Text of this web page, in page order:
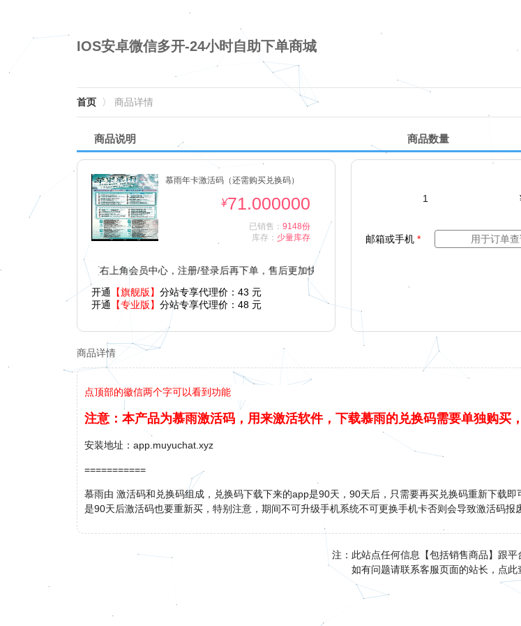
IOS安卓微信多开-24小时自助下单商城
首页 〉 商品详情
商品说明 商品数量
慕雨年卡激活码（还需购买兑换码）
¥71.000000
已销售： 9148份
库存： 少量库存
未登录，点击首页右上角会员中心，注册/登录后再下单，售后更加快捷方便哦~
开通 【旗舰版】 分站专享代理价： 43 元
开通
【专业版】 分站专享代理价： 48 元
1
邮箱或手机 *
商品详情
点顶部的徽信两个字可以看到功能
注意：本产品为慕雨激活码，用来激活软件，下载慕雨的兑换码需要单独购买
安装地址：app.muyuchat.xyz
===========
慕雨由 激活码和兑换码组成，兑换码下载下来的app是90天，90天后，只需要再买兑换码重新下载
是90天后激活码也要重新买，特别注意，期间不可升级手机系统不可更换手机卡否则会导致激活码报
注：此站点任何信息【包括销售商品】跟平
如有问题请联系客服页面的站长，点此